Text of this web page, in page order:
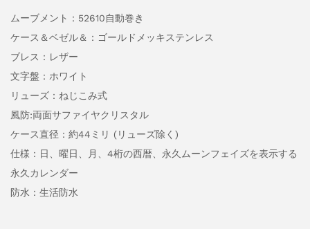
ムーブメント：52610自動巻き
ケース＆ベゼル＆：ゴールドメッキステンレス
ブレス：レザー
文字盤：ホワイト
リューズ：ねじこみ式
風防:両面サファイヤクリスタル
ケース直径：約44ミリ (リューズ除く)
仕様：日、曜日、月、4桁の西暦、永久ムーンフェイズを表示する
永久カレンダー
防水：生活防水